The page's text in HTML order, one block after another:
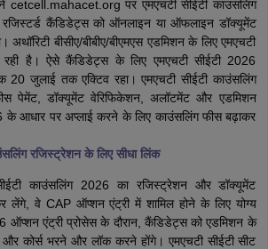
cetcell.mahacet.org पर एमएचटी सीईटी काउंसलिंग
रजिस्टर्ड कैंडिडेट्स को ऑनलाइन या ऑफलाइन डॉक्यूमेंट
अथॉरिटी बीसीए/बीबीए/बीएमएस एडमिशन के लिए एमएचटी
रही है। ऐसे कैंडिडेट्स के लिए एमएचटी सीईटी 2026
20 जुलाई तक एक्टिव रहा। एमएचटी सीईटी काउंसलिंग
पेमेंट, डॉक्यूमेंट वेरिफिकेशन, अलॉटमेंट और एडमिशन
आधार पर अप्लाई करने के लिए काउंसलिंग फीस बढ़ाकर
रजिस्ट्रेशन के लिए सीधा लिंक
काउंसलिंग 2026 का रजिस्ट्रेशन और डॉक्यूमेंट
लेंगे, वे CAP ऑप्शन एंट्री में शामिल होने के लिए योग्य
ऑप्शन एंट्री प्रोसेस के दौरान, कैंडिडेट्स को एडमिशन के
कोर्स भरने और लॉक करने होंगे। एमएचटी सीईटी सीट